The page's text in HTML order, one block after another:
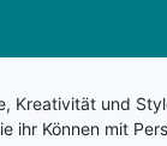
Kreativität und
ihr Können mit